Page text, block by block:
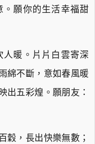
。願你的生活幸福甜
人暖。片片白雲寄深
綿不斷，意如春風暖
出五彩煌。願朋友：
穀，長出快樂無數；